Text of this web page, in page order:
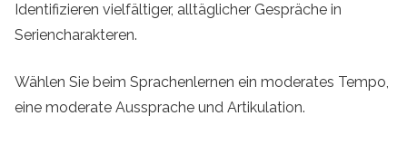
Identifizieren vielfältiger, alltäglicher Gespräche in
Seriencharakteren.
Wählen Sie beim Sprachenlernen ein moderates Tempo,
eine moderate Aussprache und Artikulation.